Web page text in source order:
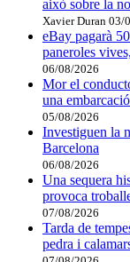
això sobre la
Xavier Duran 03/
eBay pagarà
paneroles
06/08/2026
Mor el
una
05/08/2026
Investiguen la
Barcelona
06/08/2026
Una sequera
provoca
07/08/2026
Tarda de
pedra i